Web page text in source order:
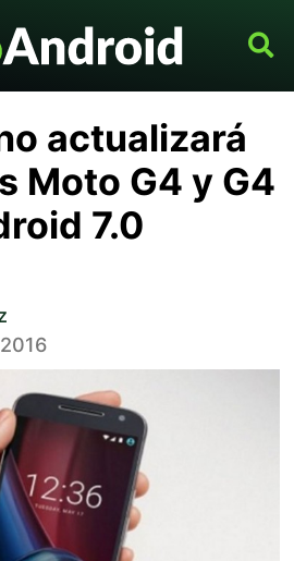
actualizará
Moto G4 y G4
7.0